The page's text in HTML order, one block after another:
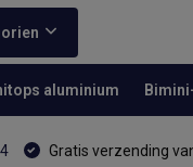
aluminium
Gratis verzending